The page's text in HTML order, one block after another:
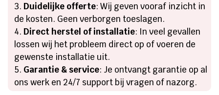
Duidelijke offerte: Wij geven vooraf inzicht in
de kosten. Geen verborgen toeslagen.
Direct herstel of installatie: In veel gevallen
lossen wij het probleem direct op of voeren de
gewenste installatie uit.
Garantie & service: Je ontvangt garantie op al
ons werk en 24/7 support bij vragen of nazorg.